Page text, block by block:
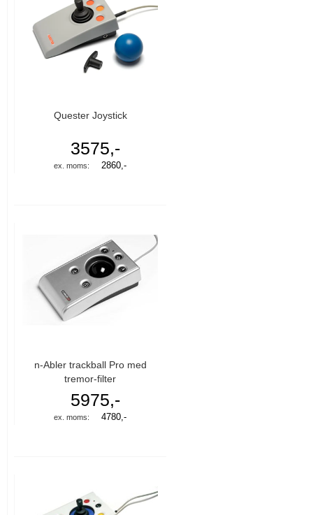
Quester Joystick
3575,-
2860,-
n-Abler trackball Pro med
tremor-filter
5975,-
4780,-